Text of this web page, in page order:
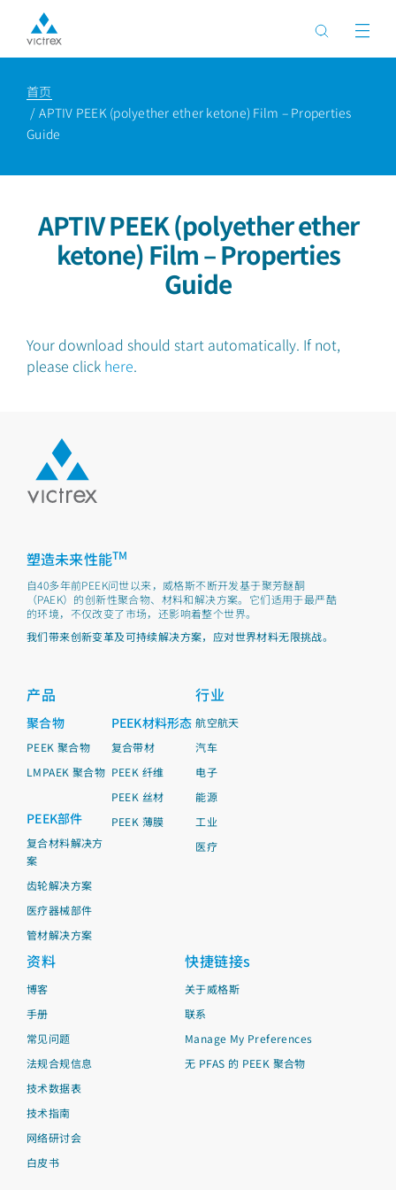
首页
APTIV PEEK (polyether ether ketone) Film – Properties
Guide
APTIV PEEK (polyether ether
ketone) Film – Properties
Guide
Your download should start automatically. If not,
please click here.
塑造未来性能TM
自40多年前PEEK问世以来，威格斯不断开发基于聚芳醚酮
（PAEK）的创新性聚合物、材料和解决方案。它们适用于最严酷
的环境，不仅改变了市场，还影响着整个世界。
我们带来创新变革及可持续解决方案，应对世界材料无限挑战。
产品
聚合物
PEEK 聚合物
LMPAEK 聚合物
PEEK部件
复合材料解决方
案
齿轮解决方案
医疗器械部件
管材解决方案
PEEK材料形态
复合带材
PEEK 纤维
PEEK 丝材
PEEK 薄膜
行业
航空航天
汽车
电子
能源
工业
医疗
资料
博客
手册
常见问题
法规合规信息
技术数据表
技术指南
网络研讨会
白皮书
快捷链接s
关于威格斯
联系
Manage My Preferences
无 PFAS 的 PEEK 聚合物